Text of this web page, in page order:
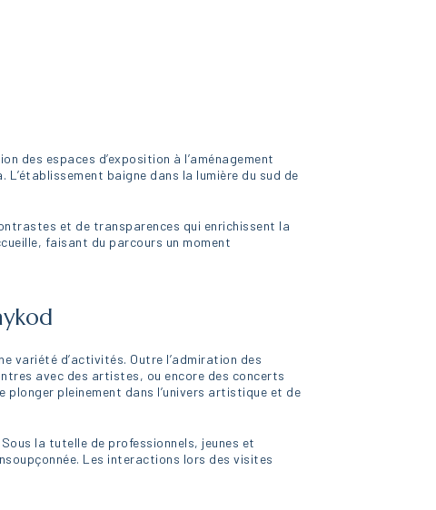
des espaces d’exposition à l’aménagement
baigne dans la lumière du sud de
et de transparences qui enrichissent la
faisant du parcours un moment
variété d’activités. Outre l’admiration des
avec des artistes, ou encore des concerts
pleinement dans l’univers artistique et de
la tutelle de professionnels, jeunes et
Les interactions lors des visites